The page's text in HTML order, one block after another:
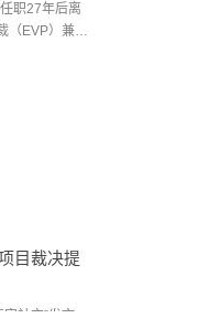
职27年后离
（EVP）兼首
目裁决提
社交”发文